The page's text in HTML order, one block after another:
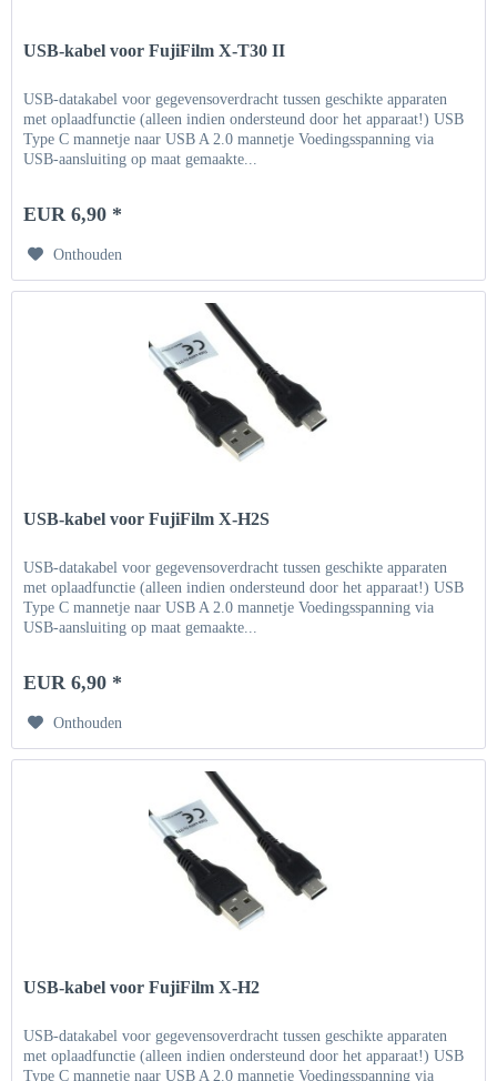
USB-kabel voor FujiFilm X-T30 II
USB-datakabel voor gegevensoverdracht tussen geschikte apparaten
met oplaadfunctie (alleen indien ondersteund door het apparaat!) USB
Type C mannetje naar USB A 2.0 mannetje Voedingsspanning via
USB-aansluiting op maat gemaakte...
EUR 6,90 *
Onthouden
USB-kabel voor FujiFilm X-H2S
USB-datakabel voor gegevensoverdracht tussen geschikte apparaten
met oplaadfunctie (alleen indien ondersteund door het apparaat!) USB
Type C mannetje naar USB A 2.0 mannetje Voedingsspanning via
USB-aansluiting op maat gemaakte...
EUR 6,90 *
Onthouden
USB-kabel voor FujiFilm X-H2
USB-datakabel voor gegevensoverdracht tussen geschikte apparaten
met oplaadfunctie (alleen indien ondersteund door het apparaat!) USB
Type C mannetje naar USB A 2.0 mannetje Voedingsspanning via